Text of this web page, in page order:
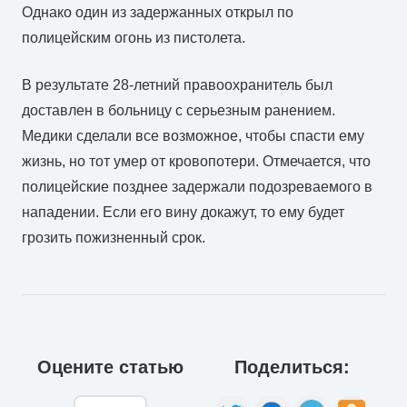
Однако один из задержанных открыл по
полицейским огонь из пистолета.
В результате 28-летний правоохранитель был
доставлен в больницу с серьезным ранением.
Медики сделали все возможное, чтобы спасти ему
жизнь, но тот умер от кровопотери. Отмечается, что
полицейские позднее задержали подозреваемого в
нападении. Если его вину докажут, то ему будет
грозить пожизненный срок.
Оцените статью Поделиться: